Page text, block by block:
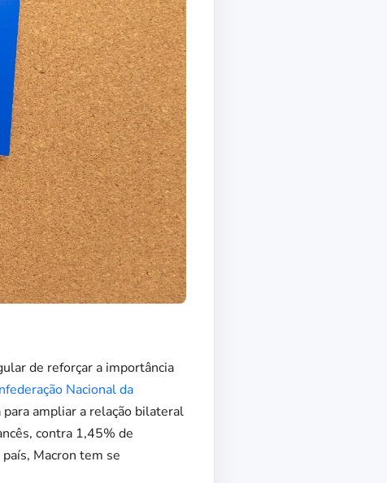
de reforçar a importância
Nacional da
ampliar a relação bilateral
contra 1,45% de
Macron tem se